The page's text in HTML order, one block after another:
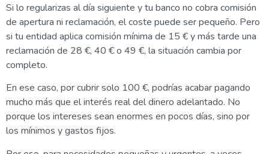
Si lo regularizas al día siguiente y tu banco no cobra comisión
de apertura ni reclamación, el coste puede ser pequeño. Pero
si tu entidad aplica comisión mínima de 15 € y más tarde una
reclamación de 28 €, 40 € o 49 €, la situación cambia por
completo.
En ese caso, por cubrir solo 100 €, podrías acabar pagando
mucho más que el interés real del dinero adelantado. No
porque los intereses sean enormes en pocos días, sino por
los mínimos y gastos fijos.